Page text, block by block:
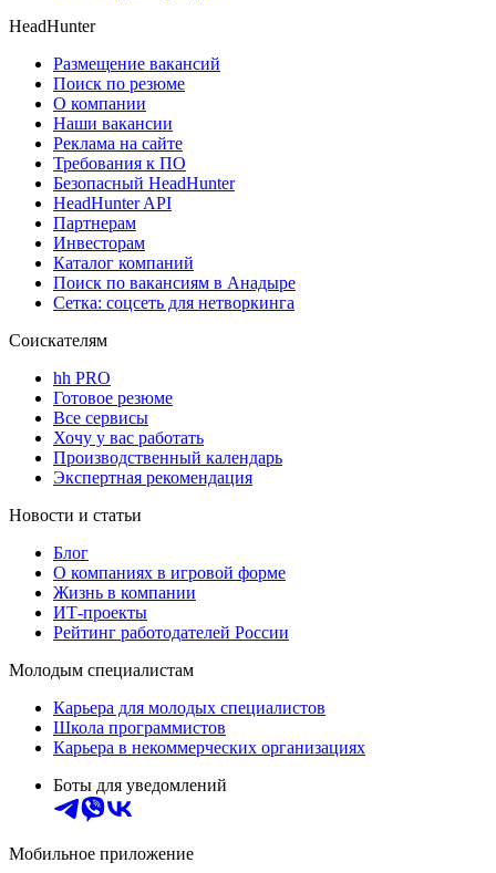
HeadHunter
Размещение вакансий
Поиск по резюме
О компании
Наши вакансии
Реклама на сайте
Требования к ПО
Безопасный HeadHunter
HeadHunter API
Партнерам
Инвесторам
Каталог компаний
Поиск по вакансиям в Анадыре
Сетка: соцсеть для нетворкинга
Соискателям
hh PRO
Готовое резюме
Все сервисы
Хочу у вас работать
Производственный календарь
Экспертная рекомендация
Новости и статьи
Блог
О компаниях в игровой форме
Жизнь в компании
ИТ-проекты
Рейтинг работодателей России
Молодым специалистам
Карьера для молодых специалистов
Школа программистов
Карьера в некоммерческих организациях
Боты для уведомлений
Мобильное приложение